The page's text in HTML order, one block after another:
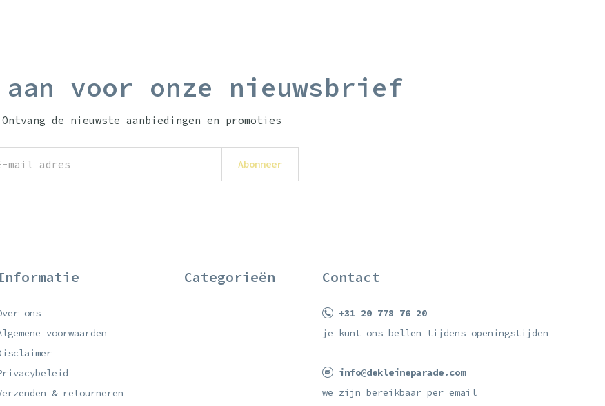
voor onze nieuwsbrief
Ontvang de nieuwste aanbiedingen en promoties
Abonneer
ons
voorwaarden
& retourneren
Categorieën Contact
+31 20 778 76 20
je kunt ons bellen tijdens openingstijden
info@dekleineparade.com
we zijn bereikbaar per email